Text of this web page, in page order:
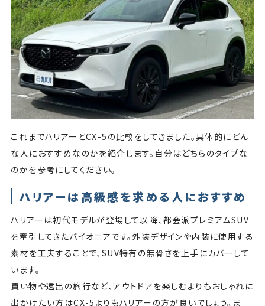
これまでハリアーとCX-5の比較をしてきました。具体的にどん
な人におすすめなのかを紹介します。自分はどちらのタイプな
のかを参考にしてください。
ハリアーは高級感を求める人におすすめ
ハリアーは初代モデルが登場して以降、都会派プレミアムSUV
を牽引してきたパイオニアです。外装デザインや内装に使用する
素材を工夫することで、SUV特有の無骨さを上手にカバーして
います。
買い物や遠出の旅行など、アウトドアを楽しむよりもおしゃれに
出かけたい方はCX-5よりもハリアーの方が良いでしょう。ま